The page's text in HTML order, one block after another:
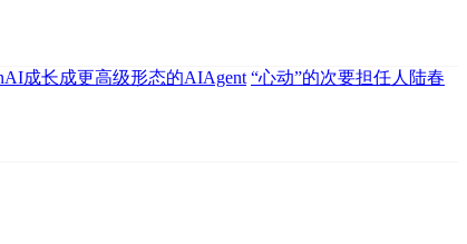
成长成更高级形态的AIAgent “心动”的次要担任人陆春